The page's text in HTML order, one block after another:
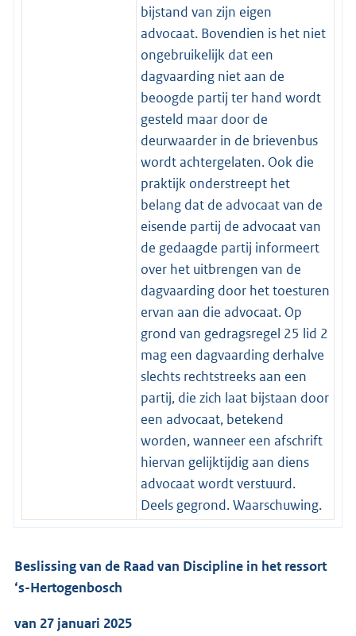
bijstand van zijn eigen
advocaat. Bovendien is het niet
ongebruikelijk dat een
dagvaarding niet aan de
beoogde partij ter hand wordt
gesteld maar door de
deurwaarder in de brievenbus
wordt achtergelaten. Ook die
praktijk onderstreept het
belang dat de advocaat van de
eisende partij de advocaat van
de gedaagde partij informeert
over het uitbrengen van de
dagvaarding door het toesturen
ervan aan die advocaat. Op
grond van gedragsregel 25 lid 2
mag een dagvaarding derhalve
slechts rechtstreeks aan een
partij, die zich laat bijstaan door
een advocaat, betekend
worden, wanneer een afschrift
hiervan gelijktijdig aan diens
advocaat wordt verstuurd.
Deels gegrond. Waarschuwing.
Beslissing van de Raad van Discipline in het ressort
‘s-Hertogenbosch
van 27 januari 2025